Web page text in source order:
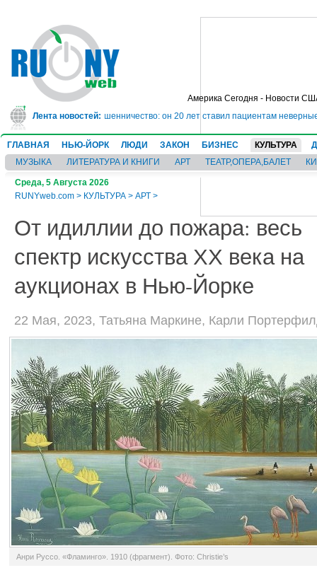
Америка Сегодня - Новости
Лента новостей:
на 10 лет за мошенничество: он 20 лет ставил пациентам неверные
ГЛАВНАЯ НЬЮ-ЙОРК ЛЮДИ ЗАКОН БИЗНЕС КУЛЬТУРА
МУЗЫКА
ЛИТЕРАТУРА И КНИГИ АРТ ТЕАТР,ОПЕРА,БАЛЕТ
Среда, 5 Августа 2026
RUNYweb.com > КУЛЬТУРА > АРТ >
От идиллии до пожара: весь
спектр искусства ХХ века на
аукционах в Нью-Йорке
22 Мая, 2023, Татьяна Маркине, Карли
Анри Руссо. «Фламинго». 1910 (фрагмент). Фото: Christie’s